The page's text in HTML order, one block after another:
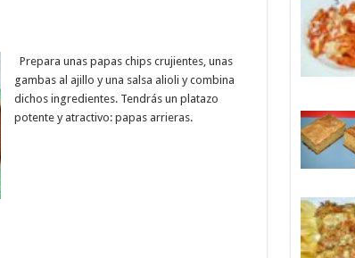
Prepara unas papas chips crujientes, unas
gambas al ajillo y una salsa alioli y combina
dichos ingredientes. Tendrás un platazo
potente y atractivo: papas arrieras.